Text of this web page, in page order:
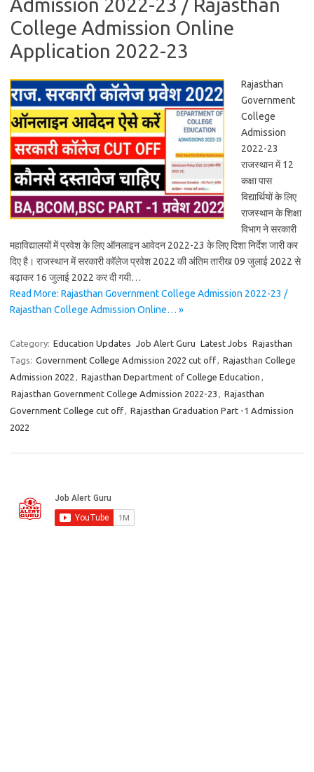
Admission 2022-23 / Rajasthan
College Admission Online
Application 2022-23
Rajasthan
Government
College
Admission
2022-23
राजस्थान में 12
कक्षा पास
विद्यार्थियों के लिए
राजस्थान के शिक्षा
विभाग ने सरकारी
महाविद्यालयों में प्रवेश के लिए ऑनलाइन आवेदन 2022-23 के लिए दिशा निर्देश जारी कर
दिए है। राजस्थान में सरकारी कॉलेज प्रवेश 2022 की अंतिम तारीख 09 जुलाई 2022 से
बढ़ाकर 16 जुलाई 2022 कर दी गयी…
Read More: Rajasthan Government College Admission 2022-23 /
Rajasthan College Admission Online… »
Category: Education Updates Job Alert Guru Latest Jobs Rajasthan
Tags: Government College Admission 2022 cut off, Rajasthan College
Admission 2022 , Rajasthan Department of College Education ,
Rajasthan Government College Admission 2022-23 , Rajasthan
Government College cut off, Rajasthan Graduation Part -1 Admission
2022